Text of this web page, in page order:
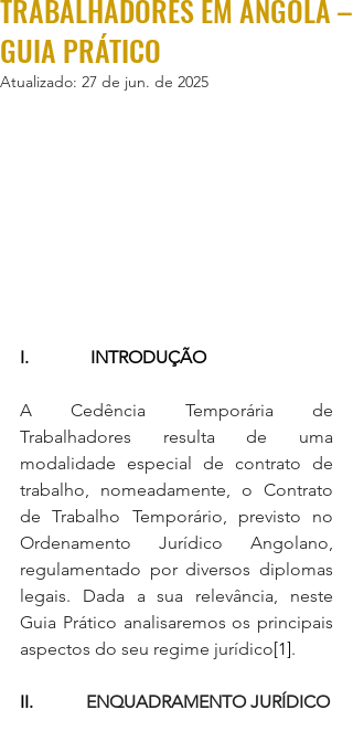
TRABALHADORES EM ANGOLA –
GUIA PRÁTICO
Atualizado: 27 de jun. de 2025
I.              INTRODUÇÃO
A Cedência Temporária de
Trabalhadores resulta de uma
modalidade especial de contrato de
trabalho, nomeadamente, o Contrato
de Trabalho Temporário, previsto no
Ordenamento Jurídico Angolano,
regulamentado por diversos diplomas
legais. Dada a sua relevância, neste
Guia Prático analisaremos os principais
aspectos do seu regime jurídico[1].
II. ENQUADRAMENTO JURÍDICO